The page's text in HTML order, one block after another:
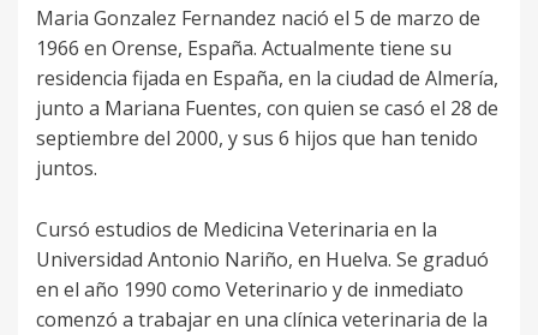
Maria Gonzalez Fernandez nació el 5 de marzo de
1966 en Orense, España. Actualmente tiene su
residencia fijada en España, en la ciudad de Almería,
junto a Mariana Fuentes, con quien se casó el 28 de
septiembre del 2000, y sus 6 hijos que han tenido
juntos.
Cursó estudios de Medicina Veterinaria en la
Universidad Antonio Nariño, en Huelva. Se graduó
en el año 1990 como Veterinario y de inmediato
comenzó a trabajar en una clínica veterinaria de la